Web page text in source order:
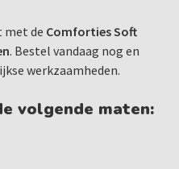
met de Comforties Soft
. Bestel vandaag nog en
werkzaamheden.
volgende maten: